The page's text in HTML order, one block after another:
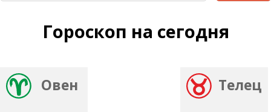
Гороскоп на сегодня
Овен Телец